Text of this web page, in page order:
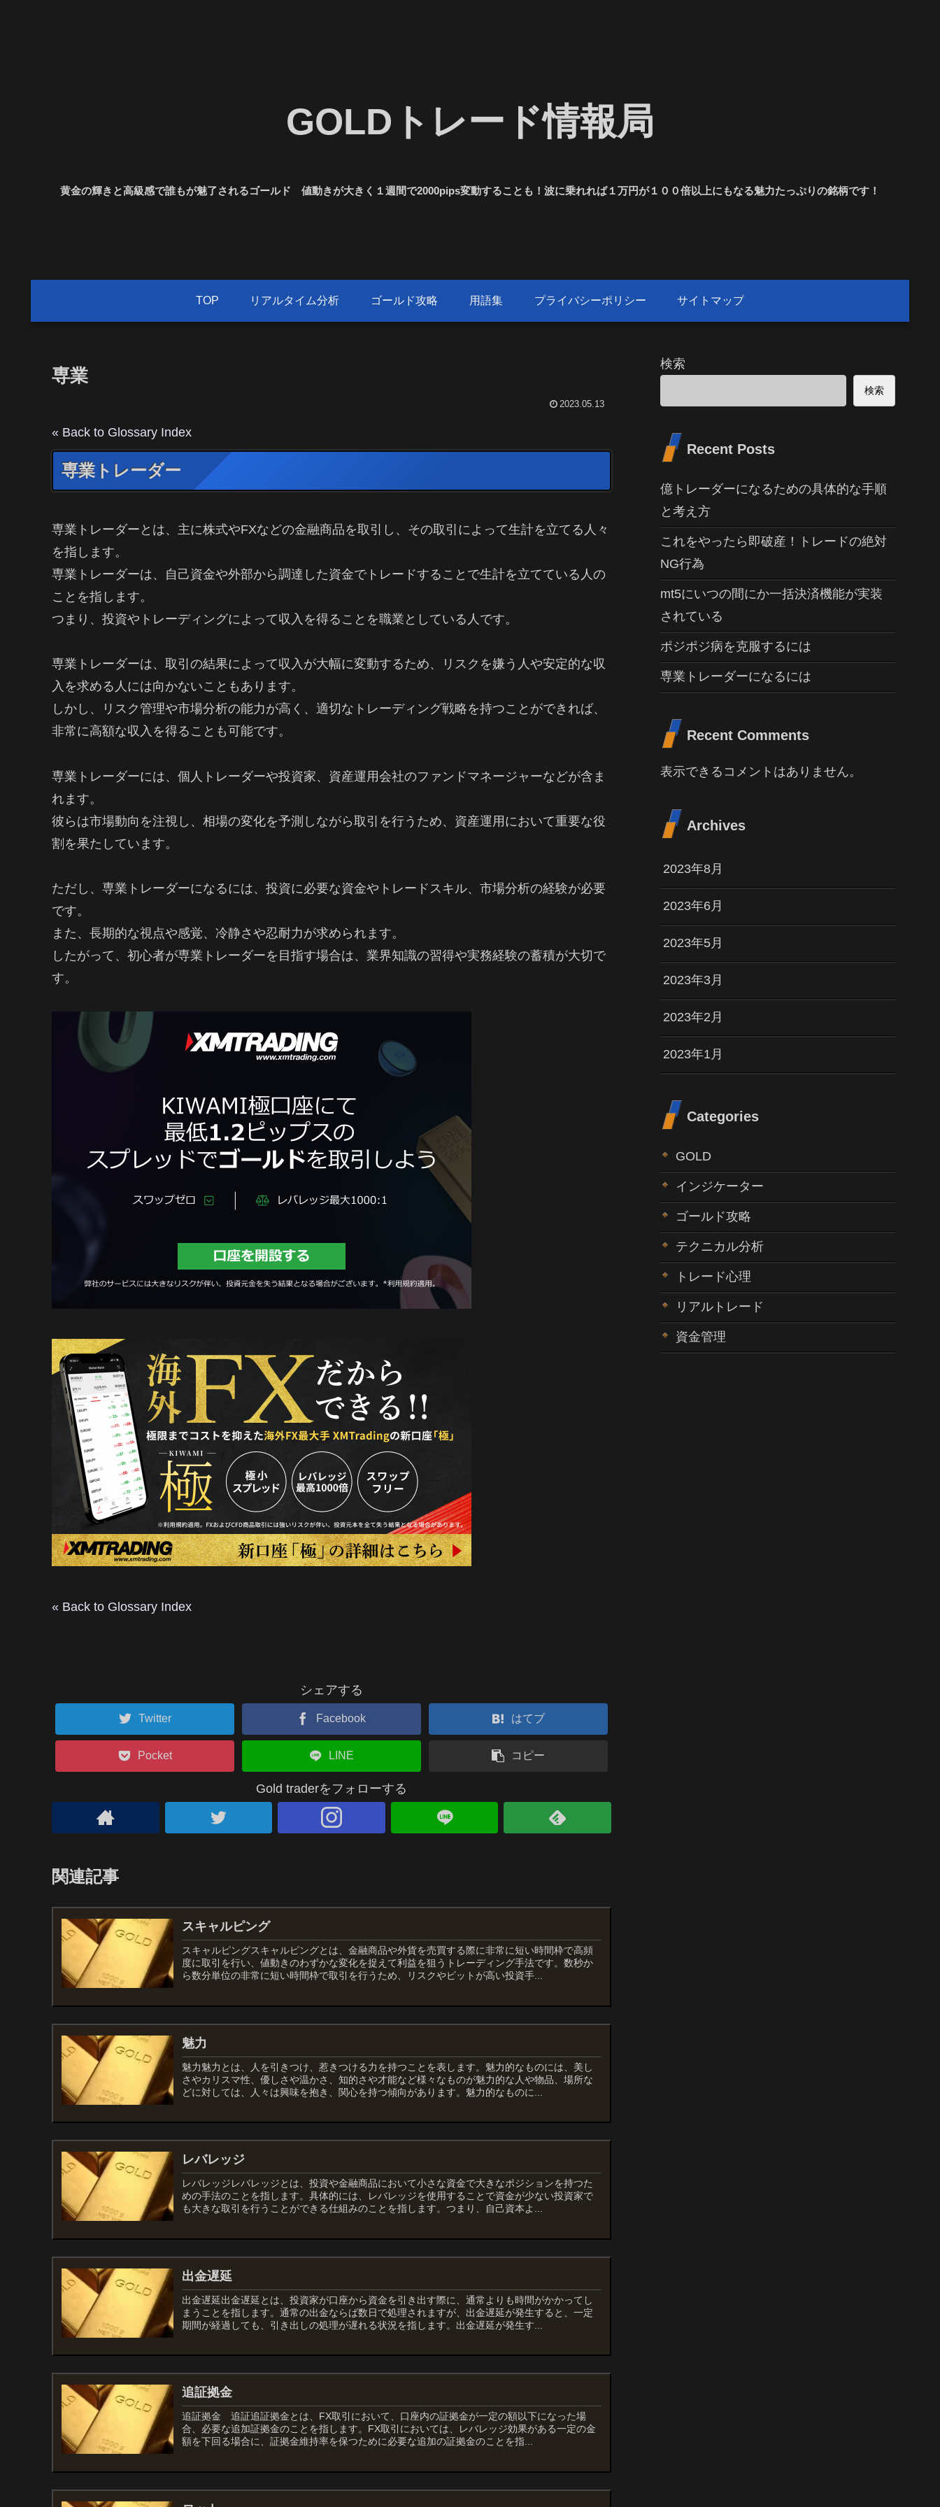
GOLDトレード情報局
黄金の輝きと高級感で誰もが魅了されるゴールド 値動きが大きく１週間で2000pips変動することも！波に乗れれば１万円が１００倍以上にもなる魅力たっぷりの銘柄です！
TOP リアルタイム分析 ゴールド攻略 用語集 プライバシーポリシー サイトマップ
専業
2023.05.13
« Back to Glossary Index
専業トレーダー
専業トレーダーとは、主に株式やFXなどの金融商品を取引し、その取引によって生計を立てる人々
を指します。
専業トレーダーは、自己資金や外部から調達した資金でトレードすることで生計を立てている人の
ことを指します。
つまり、投資やトレーディングによって収入を得ることを職業としている人です。
専業トレーダーは、取引の結果によって収入が大幅に変動するため、リスクを嫌う人や安定的な収
入を求める人には向かないこともあります。
しかし、リスク管理や市場分析の能力が高く、適切なトレーディング戦略を持つことができれば、
非常に高額な収入を得ることも可能です。
専業トレーダーには、個人トレーダーや投資家、資産運用会社のファンドマネージャーなどが含ま
れます。
彼らは市場動向を注視し、相場の変化を予測しながら取引を行うため、資産運用において重要な役
割を果たしています。
ただし、専業トレーダーになるには、投資に必要な資金やトレードスキル、市場分析の経験が必要
です。
また、長期的な視点や感覚、冷静さや忍耐力が求められます。
したがって、初心者が専業トレーダーを目指す場合は、業界知識の習得や実務経験の蓄積が大切で
す。
« Back to Glossary Index
シェアする
Twitter Facebook はてブ
Pocket LINE コピー
Gold traderをフォローする
関連記事
スキャルピング
スキャルピングスキャルピングとは、金融商品や外貨を売買する際に非常に短い時間枠で高頻
度に取引を行い、値動きのわずかな変化を捉えて利益を狙うトレーディング手法です。数秒か
ら数分単位の非常に短い時間枠で取引を行うため、リスクやビットが高い投資手...
魅力
魅力魅力とは、人を引きつけ、惹きつける力を持つことを表します。魅力的なものには、美し
さやカリスマ性、優しさや温かさ、知的さや才能など様々なものが魅力的な人や物品、場所な
どに対しては、人々は興味を抱き、関心を持つ傾向があります。魅力的なものに...
レバレッジ
レバレッジレバレッジとは、投資や金融商品において小さな資金で大きなポジションを持つた
めの手法のことを指します。具体的には、レバレッジを使用することで資金が少ない投資家で
も大きな取引を行うことができる仕組みのことを指します。つまり、自己資本よ...
出金遅延
出金遅延出金遅延とは、投資家が口座から資金を引き出す際に、通常よりも時間がかかってし
まうことを指します。通常の出金ならば数日で処理されますが、出金遅延が発生すると、一定
期間が経過しても、引き出しの処理が遅れる状況を指します。出金遅延が発生す...
追証拠金
追証拠金 追証追証拠金とは、FX取引において、口座内の証拠金が一定の額以下になった場
合、必要な追加証拠金のことを指します。FX取引においては、レバレッジ効果がある一定の金
額を下回る場合に、証拠金維持率を保つために必要な追加の証拠金のことを指...
検索
検索
Recent Posts
億トレーダーになるための具体的な手順
と考え方
これをやったら即破産！トレードの絶対
NG行為
mt5にいつの間にか一括決済機能が実装
されている
ポジポジ病を克服するには
専業トレーダーになるには
Recent Comments
表示できるコメントはありません。
Archives
2023年8月
2023年6月
2023年5月
2023年3月
2023年2月
2023年1月
Categories
GOLD
インジケーター
ゴールド攻略
テクニカル分析
トレード心理
リアルトレード
資金管理